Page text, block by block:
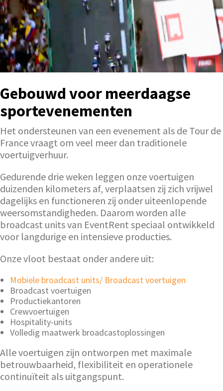
Gebouwd voor meerdaagse
sportevenementen
Het ondersteunen van een evenement als de Tour de
France vraagt om veel meer dan traditionele
voertuigverhuur.
Gedurende drie weken leggen onze voertuigen
duizenden kilometers af, verplaatsen zij zich vrijwel
dagelijks en functioneren zij onder uiteenlopende
weersomstandigheden. Daarom worden alle
broadcast units van EventRent speciaal ontwikkeld
voor langdurige en intensieve producties.
Onze vloot bestaat onder andere uit:
Mobiele broadcast units/ Broadcast voertuigen
Broadcast voertuigen
Productiekantoren
Crewvoertuigen
Hospitality-units
Volledig maatwerk broadcastoplossingen
Alle voertuigen zijn ontworpen met maximale
betrouwbaarheid, flexibiliteit en operationele
continuïteit als uitgangspunt.